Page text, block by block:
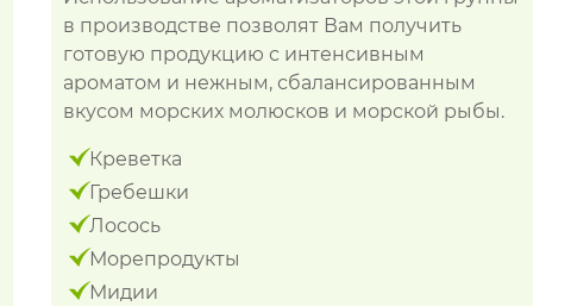
в производстве позволят Вам получить
готовую продукцию с интенсивным
ароматом и нежным, сбалансированным
вкусом морских молюсков и морской рыбы.
Креветка
Гребешки
Лосось
Морепродукты
Мидии